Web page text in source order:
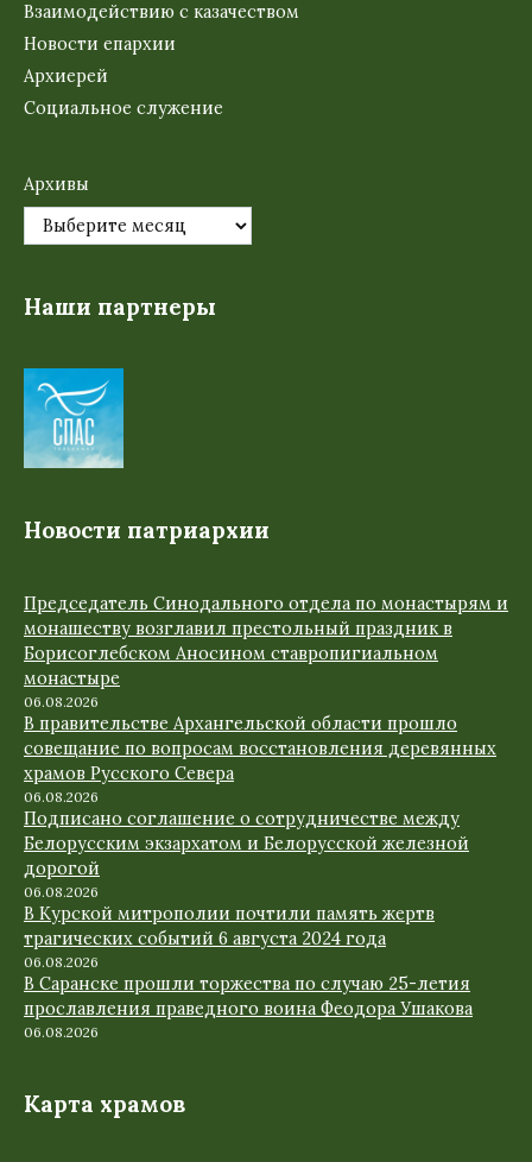
Взаимодействию с казачеством
Новости епархии
Архиерей
Социальное служение
Архивы
Наши партнеры
Новости патриархии
Председатель Синодального отдела по монастырям и
монашеству возглавил престольный праздник в
Борисоглебском Аносином ставропигиальном
монастыре
06.08.2026
В правительстве Архангельской области прошло
совещание по вопросам восстановления деревянных
храмов Русского Севера
06.08.2026
Подписано соглашение о сотрудничестве между
Белорусским экзархатом и Белорусской железной
дорогой
06.08.2026
В Курской митрополии почтили память жертв
трагических событий 6 августа 2024 года
06.08.2026
В Саранске прошли торжества по случаю 25-летия
прославления праведного воина Феодора Ушакова
06.08.2026
Карта храмов